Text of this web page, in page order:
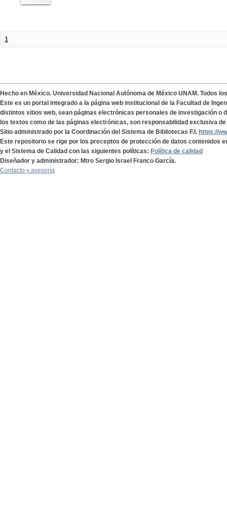
1
Hecho en México. Universidad Nacional Autónoma de México UNAM. Todos
Este es un portal integrado a la página web institucional de la Facultad de
distintos sitios web, sean páginas electrónicas personales de investigación o
los textos como de las páginas electrónicas, son responsabilidad exclusiva
Sitio administrado por la Coordinación del Sistema de Bibliotecas F.I. https://
Este repositorio se rige por los preceptos de protección de datos contenidos
y el Sistema de Calidad con las siguientes políticas: Política de calidad
Diseñador y administrador: Mtro Sergio Israel Franco García.
Contacto y asesoría